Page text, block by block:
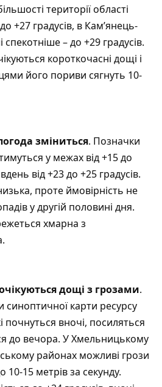
території області
+27 градусів, в Кам’янець-
– до +29 градусів.
короткочасні дощі і
його пориви сягнуть 10-
зміниться. Позначки
у межах від +15 до
від +23 до +25 градусів.
проте ймовірність не
у другій половині дня.
хмарна з
дощі з грозами.
синоптичної карти ресурсу
почнуться вночі, посиляться
до вечора. У Хмельницькому
районах можливі грози
10-15 метрів за секунду.